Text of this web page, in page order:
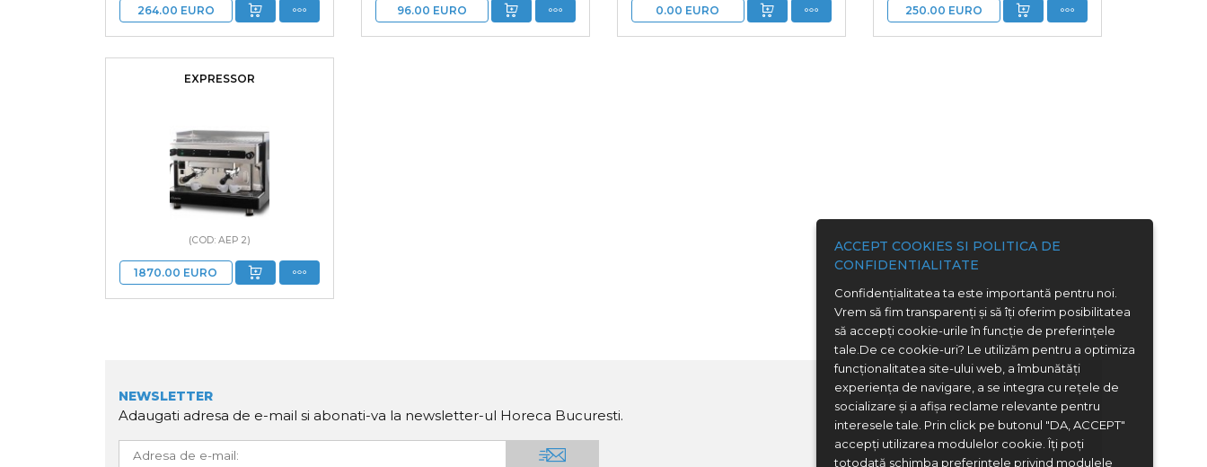
264.00 EURO 96.00 EURO 0.00 EURO 250.00 EURO
EXPRESSOR
(COD: AEP 2)
1870.00 EURO
NEWSLETTER
Adaugati adresa de e-mail si abonati-va la newsletter-ul Horeca Bucuresti.
ACCEPT COOKIES SI POLITICA DE
CONFIDENTIALITATE
Confidenţialitatea ta este importantă pentru noi.
Vrem să fim transparenţi și să îţi oferim posibilitatea
să accepţi cookie-urile în funcţie de preferinţele
tale.De ce cookie-uri? Le utilizăm pentru a optimiza
funcţionalitatea site-ului web, a îmbunătăţi
experienţa de navigare, a se integra cu reţele de
socializare şi a afişa reclame relevante pentru
interesele tale. Prin click pe butonul "DA, ACCEPT"
accepţi utilizarea modulelor cookie. Îţi poţi
totodată schimba preferinţele privind modulele